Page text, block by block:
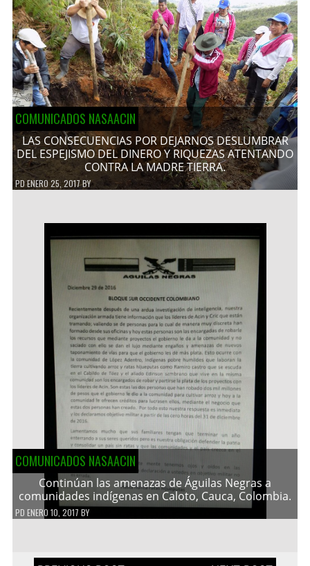
COMUNICADOS NASAACIN
LAS CONSECUENCIAS POR DEJARNOS DESLUMBRAR
DEL ESPEJISMO DEL DINERO Y RIQUEZAS ATENTANDO
CONTRA LA MADRE TIERRA.
PDENERO 25, 2017BY
COMUNICADOS NASAACIN
Continúan las amenazas de Águilas Negras a
comunidades indígenas en Caloto, Cauca, Colombia.
PD ENERO 10, 2017 BY